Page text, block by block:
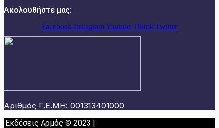
Ακολουθήστε μας:
Facebook InstagramYoutube Tiktok Twitter
Αριθμός Γ.Ε.ΜΗ: 001313401000
Εκδόσεις Αρμός © 2023 |